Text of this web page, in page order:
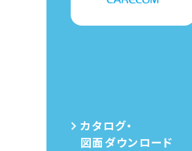
カタログ・
図面ダウンロード